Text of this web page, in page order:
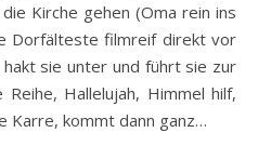
Kirche gehen (Oma rein ins
Dorfälteste filmreif direkt vor
sie unter und führt sie zur
Hallelujah, Himmel hilf,
Karre, kommt dann ganz…